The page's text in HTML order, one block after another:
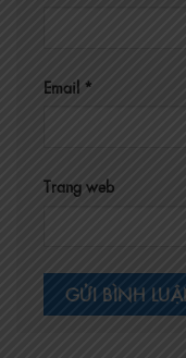
Email *
Trang web